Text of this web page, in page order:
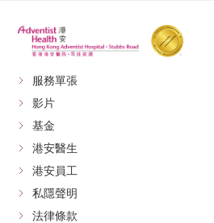
治療
性」；另外亦有藥物能
增強「防禦性」，避免灼
手術
治療
部位於橫隔膜上以致橫
服務單張
影片
基金
港安醫生
港安員工
私隱聲明
法律條款